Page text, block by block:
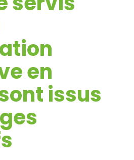
en
issus